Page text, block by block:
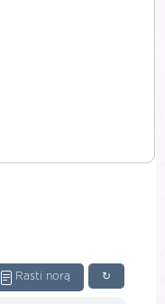
↻
Rasti norą